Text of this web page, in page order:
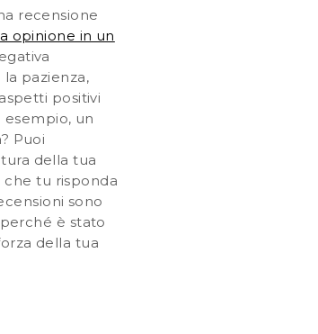
recensione
opinione in un
pazienza,
positivi
esempio, un
Puoi
della tua
che tu risponda
sono
è stato
della tua